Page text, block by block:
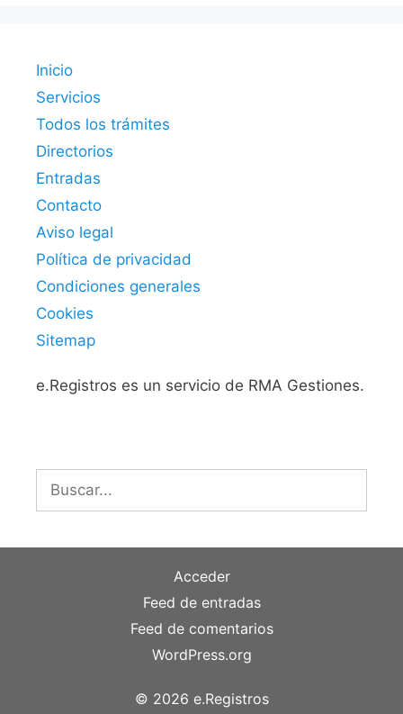
Inicio
Servicios
Todos los trámites
Directorios
Entradas
Contacto
Aviso legal
Política de privacidad
Condiciones generales
Cookies
Sitemap
e.Registros es un servicio de RMA Gestiones.
Acceder
Feed de entradas
Feed de comentarios
WordPress.org
© 2026 e.Registros